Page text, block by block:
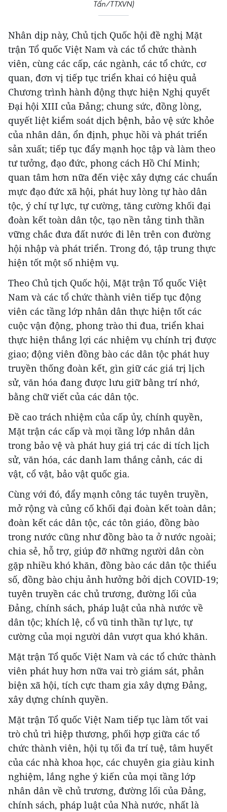
Tấn/TTXVN)
Nhân dịp này, Chủ tịch Quốc hội đề nghị Mặt
trận Tổ quốc Việt Nam và các tổ chức thành
viên, cùng các cấp, các ngành, các tổ chức, cơ
quan, đơn vị tiếp tục triển khai có hiệu quả
Chương trình hành động thực hiện Nghị quyết
Đại hội XIII của Đảng; chung sức, đồng lòng,
quyết liệt kiểm soát dịch bệnh, bảo vệ sức khỏe
của nhân dân, ổn định, phục hồi và phát triển
sản xuất; tiếp tục đẩy mạnh học tập và làm theo
tư tưởng, đạo đức, phong cách Hồ Chí Minh;
quan tâm hơn nữa đến việc xây dựng các chuẩn
mực đạo đức xã hội, phát huy lòng tự hào dân
tộc, ý chí tự lực, tự cường, tăng cường khối đại
đoàn kết toàn dân tộc, tạo nền tảng tinh thần
vững chắc đưa đất nước đi lên trên con đường
hội nhập và phát triển. Trong đó, tập trung thực
hiện tốt một số nhiệm vụ.
Theo Chủ tịch Quốc hội, Mặt trận Tổ quốc Việt
Nam và các tổ chức thành viên tiếp tục động
viên các tầng lớp nhân dân thực hiện tốt các
cuộc vận động, phong trào thi đua, triển khai
thực hiện thắng lợi các nhiệm vụ chính trị được
giao; động viên đồng bào các dân tộc phát huy
truyền thống đoàn kết, gìn giữ các giá trị lịch
sử, văn hóa đang được lưu giữ bằng trí nhớ,
bằng chữ viết của các dân tộc.
Đề cao trách nhiệm của cấp ủy, chính quyền,
Mặt trận các cấp và mọi tầng lớp nhân dân
trong bảo vệ và phát huy giá trị các di tích lịch
sử, văn hóa, các danh lam thắng cảnh, các di
vật, cổ vật, bảo vật quốc gia.
Cùng với đó, đẩy mạnh công tác tuyên truyền,
mở rộng và củng cố khối đại đoàn kết toàn dân;
đoàn kết các dân tộc, các tôn giáo, đồng bào
trong nước cũng như đồng bào ta ở nước ngoài;
chia sẻ, hỗ trợ, giúp đỡ những người dân còn
gặp nhiều khó khăn, đồng bào các dân tộc thiểu
số, đồng bào chịu ảnh hưởng bởi dịch COVID-19;
tuyên truyền các chủ trương, đường lối của
Đảng, chính sách, pháp luật của nhà nước về
dân tộc; khích lệ, cổ vũ tinh thần tự lực, tự
cường của mọi người dân vượt qua khó khăn.
Mặt trận Tổ quốc Việt Nam và các tổ chức thành
viên phát huy hơn nữa vai trò giám sát, phản
biện xã hội, tích cực tham gia xây dựng Đảng,
xây dựng chính quyền.
Mặt trận Tổ quốc Việt Nam tiếp tục làm tốt vai
trò chủ trì hiệp thương, phối hợp giữa các tổ
chức thành viên, hội tụ tối đa trí tuệ, tâm huyết
của các nhà khoa học, các chuyên gia giàu kinh
nghiệm, lắng nghe ý kiến của mọi tầng lớp
nhân dân về chủ trương, đường lối của Đảng,
chính sách, pháp luật của Nhà nước, nhất là